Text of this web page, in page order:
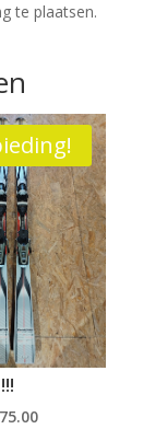
te plaatsen.
Huidige